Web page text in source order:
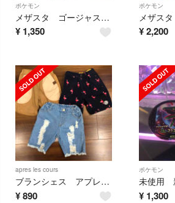
ポケモン
メザスタ ゴージャススター リザードン
¥ 1,350
ポケモン
¥2,200
apres les cours
ブランシェス アプレレクール
¥890
ポケモン
¥ 1,300